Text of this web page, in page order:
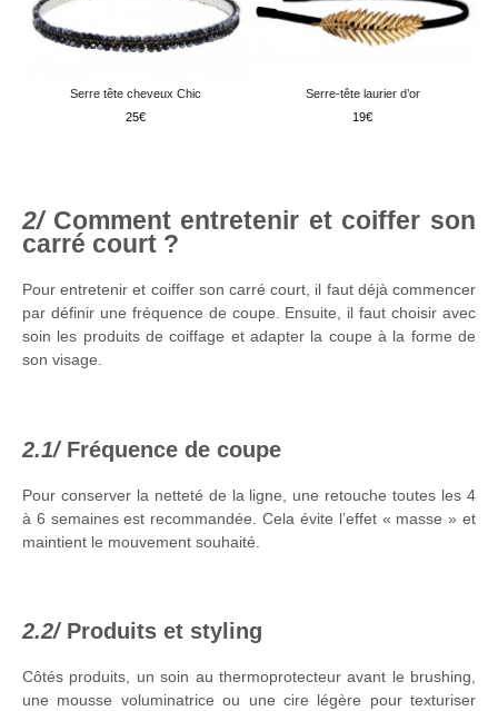
Serre tête cheveux Chic
25
Serre-tête laurier d’or
19
Comment entretenir et coiffer son
carré court ?
Pour entretenir et coiffer son carré court, il faut déjà commencer
par définir une fréquence de coupe. Ensuite, il faut choisir avec
soin les produits de coiffage et adapter la coupe à la forme de
son visage.
Fréquence de coupe
Pour conserver la netteté de la ligne, une retouche toutes les 4
à 6 semaines est recommandée. Cela évite l’effet « masse » et
maintient le mouvement souhaité.
Produits et styling
Côtés produits, un soin au thermoprotecteur avant le brushing,
une mousse voluminatrice ou une cire légère pour texturiser